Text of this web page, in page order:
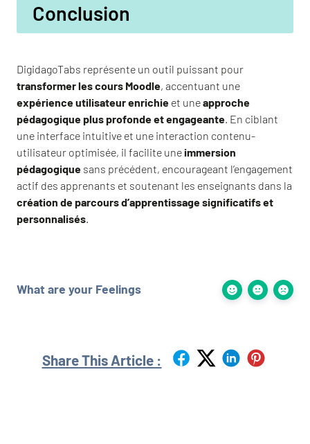
Conclusion
DigidagoTabs représente un outil puissant pour
transformer les cours Moodle, accentuant une
expérience utilisateur enrichie et uneapproche
pédagogique plus profonde et engageante . En ciblant
une interface intuitive et une interaction contenu-
utilisateur optimisée, il facilite uneimmersion
pédagogique sans précédent, encourageant l’engagement
actif des apprenants et soutenant les enseignants dans la
création de parcours d’apprentissage significatifs et
personnalisés
What are your Feelings
Share This Article :